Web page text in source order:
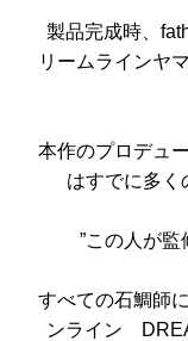
製品完成時、
リームラインヤ
本作のプロデュ
はすでに多く
”この人が
すべての石鯛師
ンライン